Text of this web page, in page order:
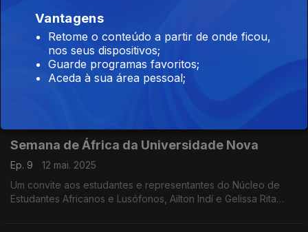
80 anos de vida e 60 do artísta plástico Lívio
de Morais,
19 mai. 2025
Festejemos os 80 anos de vida e 60 do artísta plástico Lívio de
Semana de África da Universidade Nova
Ep. 9
12 mai. 2025
Um convite aos estudantes e representantes do Núcleo de
Estudantes Africanos e Lusófonos, Ailton Indí e Gelissa Rita
Vantagens
Retome o conteúdo a partir de onde ficou,
nos seus dispositivos;
Guarde programas favoritos;
Aceda à sua área pessoal;